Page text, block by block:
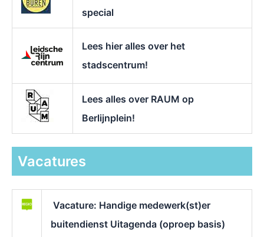
special
Lees hier alles over het
stadscentrum!
Lees alles over RAUM op
Berlijnplein!
Vacatures
Vacature: Handige medewerk(st)er
buitendienst Uitagenda (oproep basis)